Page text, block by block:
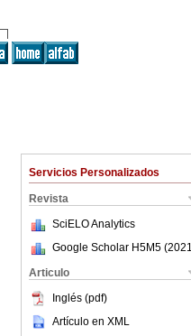
Servicios Personalizados
Revista
SciELO Analytics
Google Scholar H5M5 (2021
Articulo
Inglés (pdf)
Artículo en XML